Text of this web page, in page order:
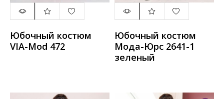
Юбочный костюм
VIA-Mod 472
Юбочный костюм
Мода-Юрс 2641-1
зеленый